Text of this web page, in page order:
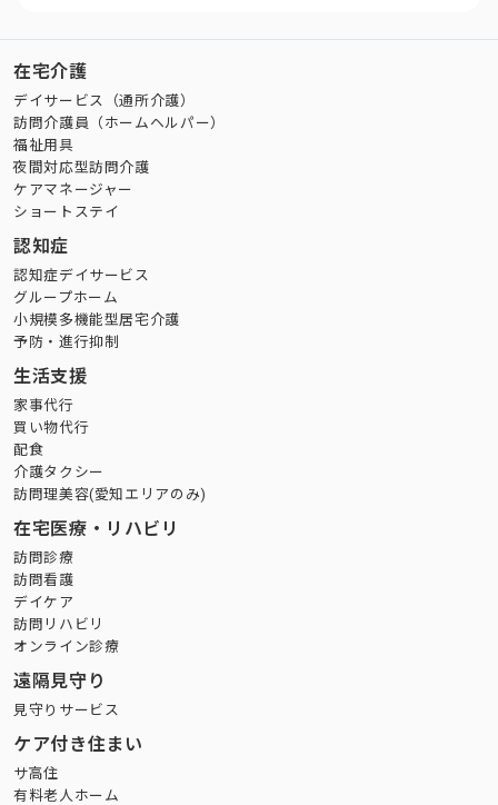
在宅介護
デイサービス（通所介護）
訪問介護員（ホームヘルパー）
福祉用具
夜間対応型訪問介護
ケアマネージャー
ショートステイ
認知症
認知症デイサービス
グループホーム
小規模多機能型居宅介護
予防・進行抑制
生活支援
家事代行
買い物代行
配食
介護タクシー
訪問理美容(愛知エリアのみ)
在宅医療・リハビリ
訪問診療
訪問看護
デイケア
訪問リハビリ
オンライン診療
遠隔見守り
見守りサービス
ケア付き住まい
サ高住
有料老人ホーム